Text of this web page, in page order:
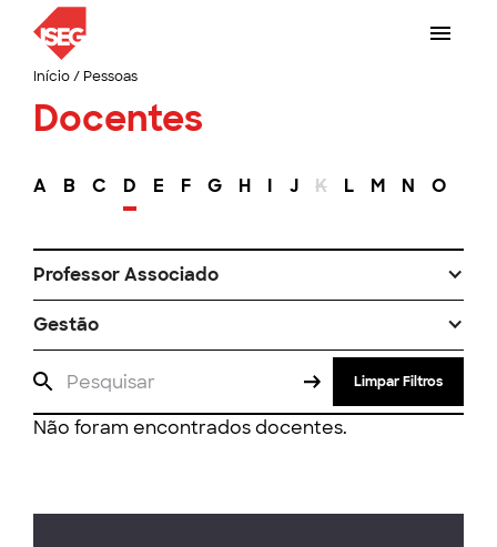
Início/ Pessoas
Docentes
A B C D E F G H I J K L M N O
Professor Associado
Gestão
Limpar Filtros
Não foram encontrados docentes.